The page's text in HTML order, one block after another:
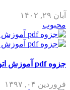
آبان ۲۹, ۱۴۰۲
محبوب
جزوه pdf آموزش اتوکد 2017
فروردین ۰۴, ۱۳۹۷